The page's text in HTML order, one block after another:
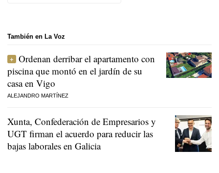
También en La Voz
Ordenan derribar el apartamento con
piscina que montó en el jardín de su
casa en Vigo
ALEJANDRO MARTÍNEZ
Xunta, Confederación de Empresarios y
UGT firman el acuerdo para reducir las
bajas laborales en Galicia